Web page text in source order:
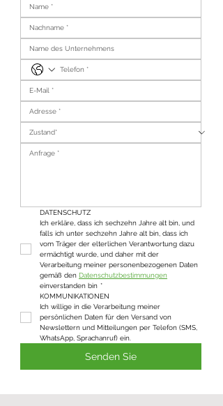
DATENSCHUTZ
Ich erkläre, dass ich sechzehn Jahre alt bin, und
falls ich unter sechzehn Jahre alt bin, dass ich
vom Träger der elterlichen Verantwortung dazu
ermächtigt wurde, und daher mit der
Verarbeitung meiner personenbezogenen Daten
gemäß den Datenschutzbestimmungen
einverstanden bin *
KOMMUNIKATIONEN
Ich willige in die Verarbeitung meiner
persönlichen Daten für den Versand von
Newslettern und Mitteilungen per Telefon (SMS,
WhatsApp, Sprachanruf) ein.
Senden Sie